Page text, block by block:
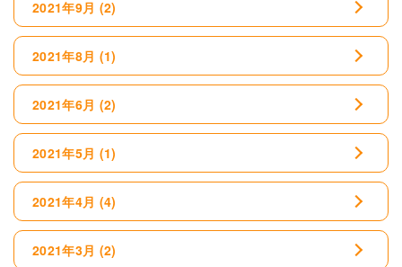
2021年9月 (2)
2021年8月 (1)
2021年6月 (2)
2021年5月 (1)
2021年4月 (4)
2021年3月 (2)